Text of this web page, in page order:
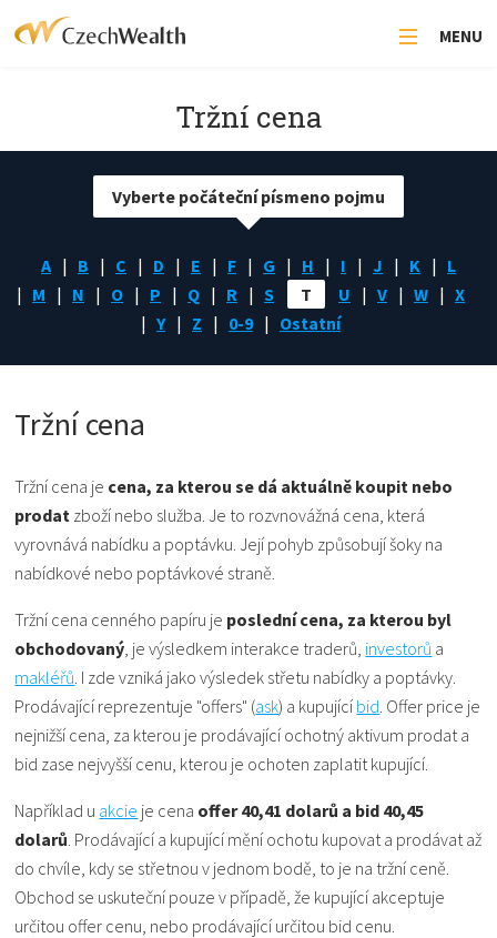
MENU
Tržní cena
A B C D E F G H I J K
L
M
N O P Q R S T U V W
X
Y
Z 0-9 Ostatní
Vyberte počáteční písmeno pojmu
Tržní cena
Tržní cena je cena, za kterou se dá aktuálně koupit nebo
prodat zboží nebo služba. Je to rozvnovážná cena, která
vyrovnává nabídku a poptávku. Její pohyb způsobují šoky na
nabídkové nebo poptávkové straně.
Tržní cena cenného papíru je poslední cena, za kterou byl
obchodovaný , je výsledkem interakce traderů, investorů a
makléřů . I zde vzniká jako výsledek střetu nabídky a poptávky.
Prodávající reprezentuje "offers" (ask) a kupující bid . Offer price je
nejnižší cena, za kterou je prodávající ochotný aktivum prodat a
bid zase nejvyšší cenu, kterou je ochoten zaplatit kupující.
Například u akcie je cena offer 40,41 dolarů a bid 40,45
dolarů . Prodávající a kupující mění ochotu kupovat a prodávat až
do chvíle, kdy se střetnou v jednom bodě, to je na tržní ceně.
Obchod se uskuteční pouze v případě, že kupující akceptuje
určitou offer cenu, nebo prodávající určitou bid cenu.